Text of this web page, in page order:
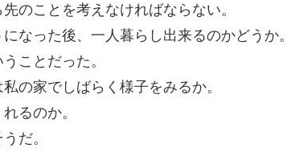
のことを考えなければならない。
なった後、一人暮らし出来るのかどうか。
ことだった。
の家でしばらく様子をみるか。
るのか。
だ。